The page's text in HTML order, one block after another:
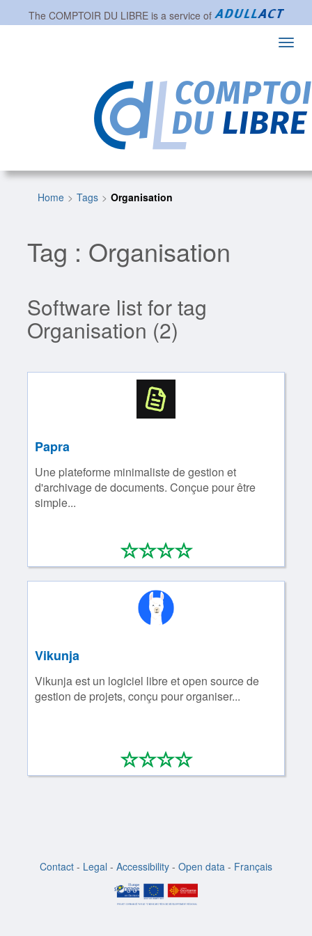
The COMPTOIR DU LIBREis a service of
Home Tags Organisation
Tag : Organisation
Software list for tag
Organisation (2)
Papra
Une plateforme minimaliste de gestion et
d'archivage de documents. Conçue pour être
simple...
****
0/4
Vikunja
Vikunja est un logiciel libre et open source de
gestion de projets, conçu pour organiser...
****
0/4
Contact - Legal - Accessibility - Open data - Français